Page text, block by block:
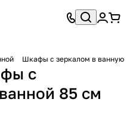
Шкафы с зеркалом в ванную
с
85 см